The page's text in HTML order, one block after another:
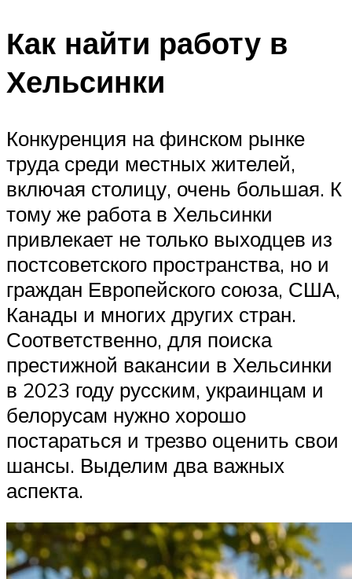
Как найти работу в
Хельсинки
Конкуренция на финском рынке
труда среди местных жителей,
включая столицу, очень большая. К
тому же работа в Хельсинки
привлекает не только выходцев из
постсоветского пространства, но и
граждан Европейского союза, США,
Канады и многих других стран.
Соответственно, для поиска
престижной вакансии в Хельсинки
в 2023 году русским, украинцам и
белорусам нужно хорошо
постараться и трезво оценить свои
шансы. Выделим два важных
аспекта.